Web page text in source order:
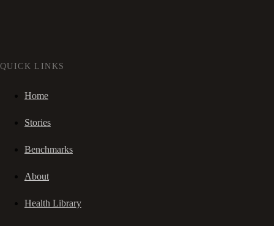
QUICK LINKS
Home
Stories
Benchmarks
About
Health Library